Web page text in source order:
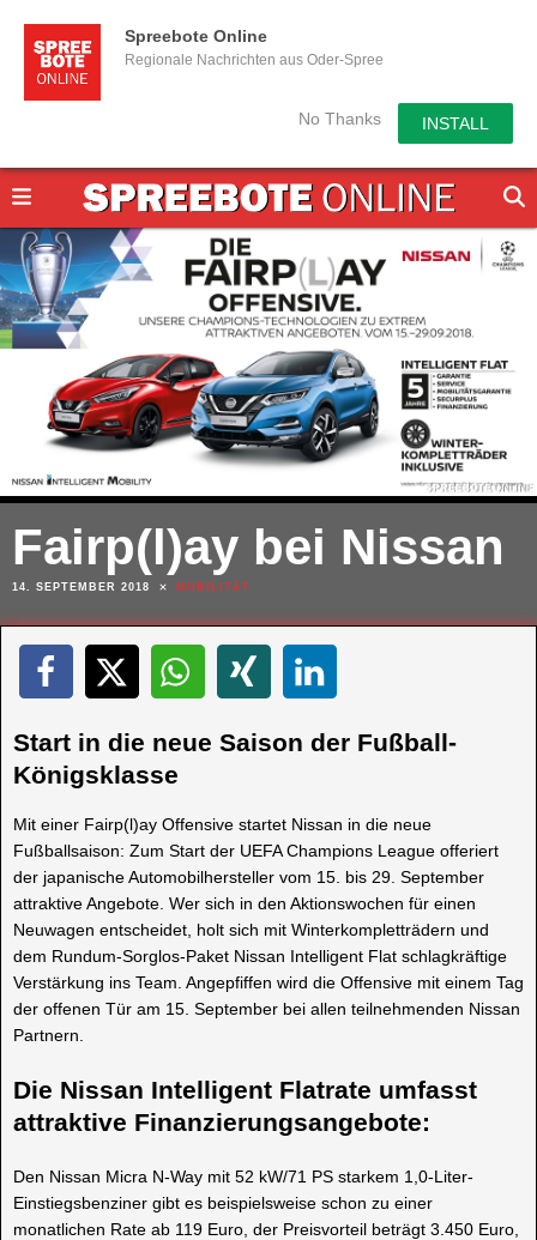
Spreebote Online
Regionale Nachrichten aus Oder-Spree
No Thanks INSTALL
Fairp(l)ay bei Nissan
14. SEPTEMBER 2018 MOBILITÄT
Start in die neue Saison der Fußball-
Königsklasse
Mit einer Fairp(l)ay Offensive startet Nissan in die neue
Fußballsaison: Zum Start der UEFA Champions League offeriert
der japanische Automobilhersteller vom 15. bis 29. September
attraktive Angebote. Wer sich in den Aktionswochen für einen
Neuwagen entscheidet, holt sich mit Winterkompletträdern und
dem Rundum-Sorglos-Paket Nissan Intelligent Flat schlagkräftige
Verstärkung ins Team. Angepfiffen wird die Offensive mit einem Tag
der offenen Tür am 15. September bei allen teilnehmenden Nissan
Partnern.
Die Nissan Intelligent Flatrate umfasst
attraktive Finanzierungsangebote:
Den Nissan Micra N-Way mit 52 kW/71 PS starkem 1,0-Liter-
Einstiegsbenziner gibt es beispielsweise schon zu einer
monatlichen Rate ab 119 Euro, der Preisvorteil beträgt 3.450 Euro,